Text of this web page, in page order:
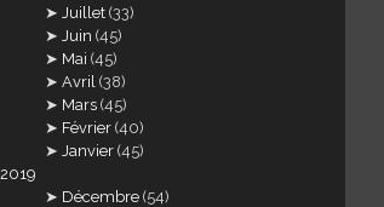
Juillet (33)
Juin (45)
Mai (45)
Avril (38)
Mars (45)
Février (40)
Janvier (45)
2019
Décembre (54)